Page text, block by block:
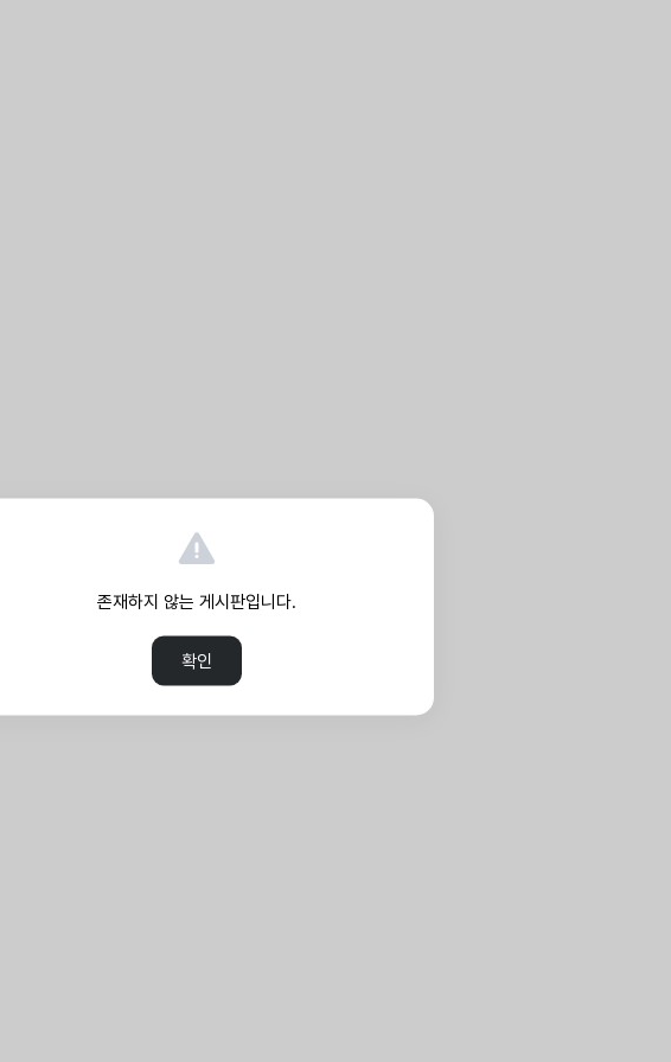
존재하지 않는 게시판입니다.
확인